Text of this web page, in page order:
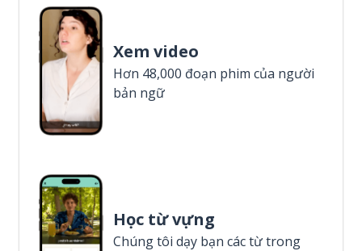
Xem video
Hơn 48,000 đoạn phim của người
bản ngữ
Học từ vựng
Chúng tôi dạy bạn các từ trong